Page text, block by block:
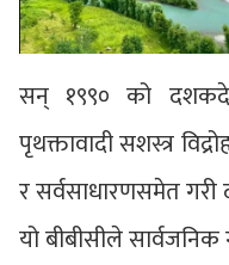
सन् १९९० को
पृथक्तावादी सशस्त्र
र सर्वसाधारणसमेत
यो बीबीसीले